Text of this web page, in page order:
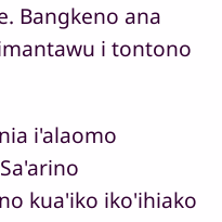
Bangkeno ana
i tontono
i'alaomo
kua'iko iko'ihiako